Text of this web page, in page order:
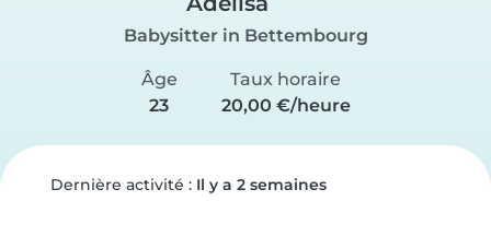
Babysitter in Bettembourg
Âge
23
Taux horaire
20,00 €/heure
Dernière activité : Il y a 2 semaines